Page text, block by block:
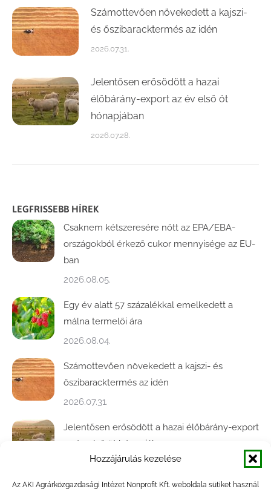
Hozzájárulás kezelése
Az AKI Agrárközgazdasági Intézet Nonprofit Kft. weboldala sütiket használ
Számottevően növekedett a kajszi-
és őszibaracktermés az idén
2026.07.31.
Jelentősen erősödött a hazai
élőbárány-export az év első öt
hónapjában
2026.07.28.
LEGFRISSEBB HÍREK
Csaknem kétszeresére nőtt az EPA/EBA-
országokból érkező cukor mennyisége az EU-
ban
2026.08.05.
Egy év alatt 57 százalékkal emelkedett a
málna termelői ára
2026.08.04.
Számottevően növekedett a kajszi- és
őszibaracktermés az idén
2026.07.31.
Jelentősen erősödött a hazai élőbárány-export
az év első öt hónapjában
2026.07.28.